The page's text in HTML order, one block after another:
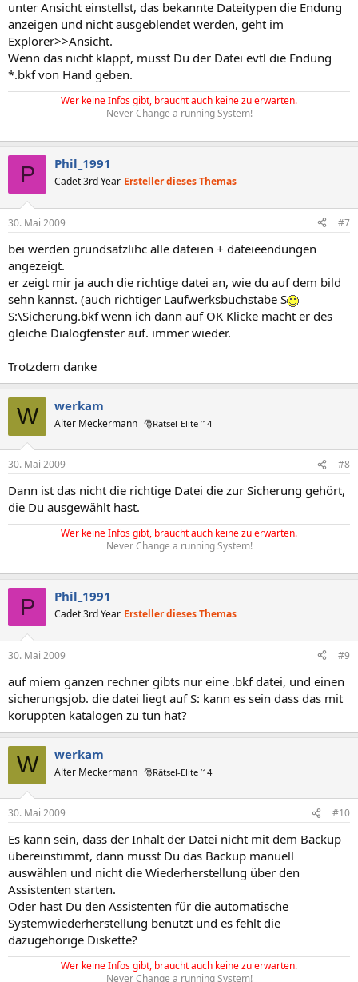
unter Ansicht einstellst, das bekannte Dateitypen die Endung
anzeigen und nicht ausgeblendet werden, geht im
Explorer>>Ansicht.
Wenn das nicht klappt, musst Du der Datei evtl die Endung
*.bkf von Hand geben.
Wer keine Infos gibt, braucht auch keine zu erwarten.
Never Change a running System!
P Phil_1991
Cadet 3rd Year Ersteller dieses Themas
30. Mai 2009 #7
bei werden grundsätzlihc alle dateien + dateieendungen
angezeigt.
er zeigt mir ja auch die richtige datei an, wie du auf dem bild
sehn kannst. (auch richtiger Laufwerksbuchstabe S
S:\Sicherung.bkf wenn ich dann auf OK Klicke macht er des
gleiche Dialogfenster auf. immer wieder.
Trotzdem danke
W werkam
Alter Meckermann 🎅Rätsel-Elite ’14
30. Mai 2009 #8
Dann ist das nicht die richtige Datei die zur Sicherung gehört,
die Du ausgewählt hast.
Wer keine Infos gibt, braucht auch keine zu erwarten.
Never Change a running System!
P Phil_1991
Cadet 3rd Year Ersteller dieses Themas
30. Mai 2009 #9
auf miem ganzen rechner gibts nur eine .bkf datei, und einen
sicherungsjob. die datei liegt auf S: kann es sein dass das mit
koruppten katalogen zu tun hat?
W werkam
Alter Meckermann 🎅Rätsel-Elite ’14
30. Mai 2009 #10
Es kann sein, dass der Inhalt der Datei nicht mit dem Backup
übereinstimmt, dann musst Du das Backup manuell
auswählen und nicht die Wiederherstellung über den
Assistenten starten.
Oder hast Du den Assistenten für die automatische
Systemwiederherstellung benutzt und es fehlt die
dazugehörige Diskette?
Wer keine Infos gibt, braucht auch keine zu erwarten.
Never Change a running System!